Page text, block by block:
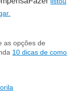
as opções de
10 dicas de como